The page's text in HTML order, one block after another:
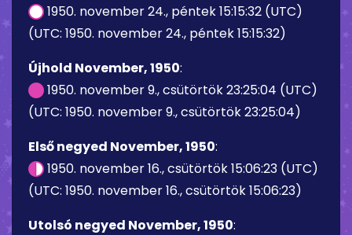
1950. november 24., péntek 15:15:32 (UTC)
(UTC: 1950. november 24., péntek 15:15:32)
Újhold November, 1950:
1950. november 9., csütörtök 23:25:04 (UTC)
(UTC: 1950. november 9., csütörtök 23:25:04)
Első negyed November, 1950:
1950. november 16., csütörtök 15:06:23 (UTC)
(UTC: 1950. november 16., csütörtök 15:06:23)
Utolsó negyed November, 1950: